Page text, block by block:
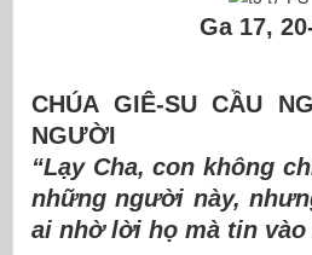
Ga 17,
CHÚA GIÊ-SU CẦU
NGƯỜI
“Lạy Cha, con không ch
những người này, như
ai nhờlời họ mà tin vào